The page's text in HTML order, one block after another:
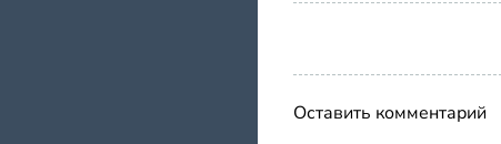
Оставить комментарий